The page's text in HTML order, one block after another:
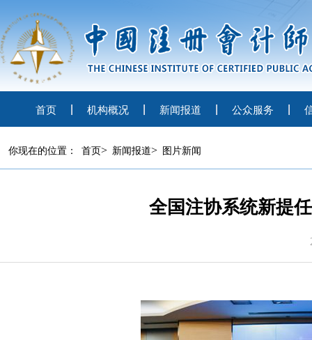
首页 机构概况 新闻报道 公众服务
你现在的位置： 首页> 新闻报道> 图片新闻
全国注协系统新提